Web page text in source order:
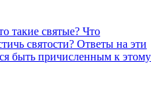
такие святые? Что
святости? Ответы на эти
быть причисленным к этому